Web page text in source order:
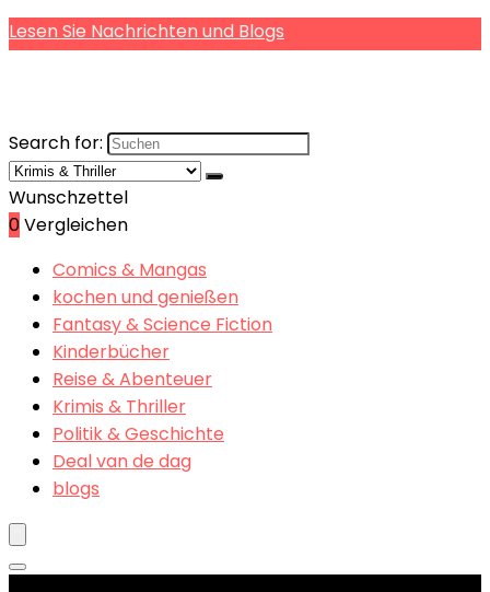
Lesen Sie Nachrichten und Blogs
Search for:
Wunschzettel
0Vergleichen
Comics & Mangas
kochen und genießen
Fantasy & Science Fiction
Kinderbücher
Reise & Abenteuer
Krimis & Thriller
Politik & Geschichte
Deal van de dag
blogs